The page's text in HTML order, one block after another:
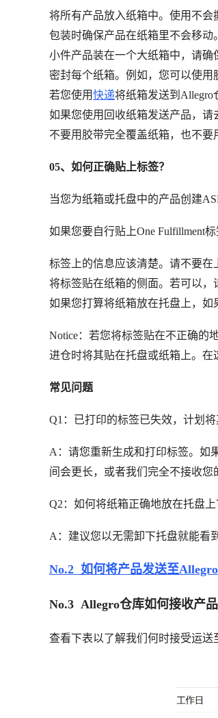
将所有产品放入纸箱中。使用不会
包装时确保产品在纸箱里不会移
小件产品装在一个大纸箱中，请确
密封每个纸箱。例如，您可以使用
若您使用快递将纸箱发送到Allegro
如果您使用回收纸箱发送产品，请
不要用胶带完全覆盖纸箱，也不要
05、如何正确贴上标签？
当您为纸箱或托盘中的产品创建
如果您要自行贴上One Fulfillment
标签上的信息应该清楚。请不要在
将标签贴在纸箱的侧面。若可以，
如果您打算将纸箱放在托盘上，如
Notice：若您将标签贴在不正确的
进仓时将其贴在托盘或纸箱上。在
常见问题
Q1：已打印的标签已失效，计划
A：请您重新生成和打印标签。如
间会更长，或者我们完全不接收您
Q2：如何将纸箱正确地放在托盘上
A：建议您以无需卸下托盘就能看
No.2 如何将产品发送至
No.3 Allegro仓库如何接收产品
查看下表以了解我们何时接受运送